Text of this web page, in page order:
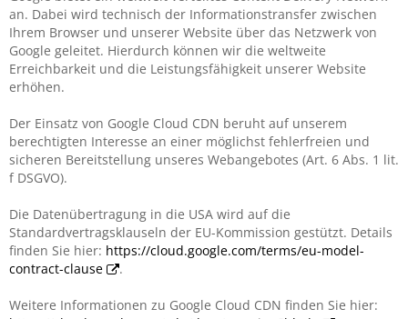
an. Dabei wird technisch der Informationstransfer zwischen
Ihrem Browser und unserer Website über das Netzwerk von
Google geleitet. Hierdurch können wir die weltweite
Erreichbarkeit und die Leistungsfähigkeit unserer Website
erhöhen.
Der Einsatz von Google Cloud CDN beruht auf unserem
berechtigten Interesse an einer möglichst fehlerfreien und
sicheren Bereitstellung unseres Webangebotes (Art. 6 Abs. 1 lit.
f DSGVO).
Die Datenübertragung in die USA wird auf die
Standardvertragsklauseln der EU-Kommission gestützt. Details
finden Sie hier: https://cloud.google.com/terms/eu-model-
contract-clause
.
Weitere Informationen zu Google Cloud CDN finden Sie hier: